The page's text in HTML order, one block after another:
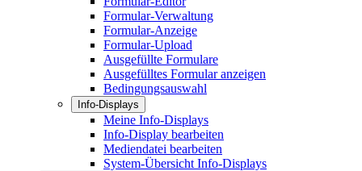
Formular-Verwaltung
Formular-Anzeige
Formular-Upload
Ausgefüllte Formulare
Ausgefülltes Formular anzeigen
Bedingungsauswahl
Info-Displays
Meine Info-Displays
Info-Display bearbeiten
Mediendatei bearbeiten
System-Übersicht Info-Displays